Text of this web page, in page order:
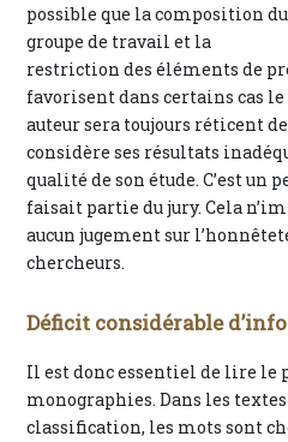
possible que la composition du
groupe de travail et la
restriction des éléments de
favorisent dans certains cas le
auteur sera toujours réticent
considère ses résultats
qualité de son étude. C’est un
faisait partie du jury. Cela
aucun jugement sur
chercheurs.
Déficit considérable
Il est donc essentiel de lire le
monographies. Dans les
classification, les mots sont